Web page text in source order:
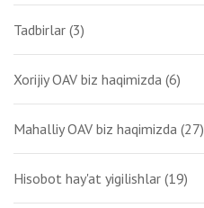
Tadbirlar (3)
Xorijiy OAV biz haqimizda (6)
Mahalliy OAV biz haqimizda (27)
Hisobot hay'at yigilishlar (19)